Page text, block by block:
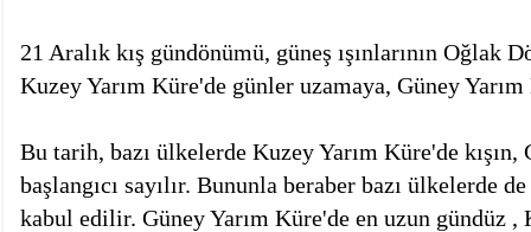
21 Aralık kış gündönümü, güneş ışınlarının Oğlak
Kuzey Yarım Küre'de günler uzamaya, Güney
Bu tarih, bazı ülkelerde Kuzey Yarım Küre'de kışın,
başlangıcı sayılır. Bununla beraber bazı ülkelerde
kabul edilir. Güney Yarım Küre'de en uzun gündüz ,